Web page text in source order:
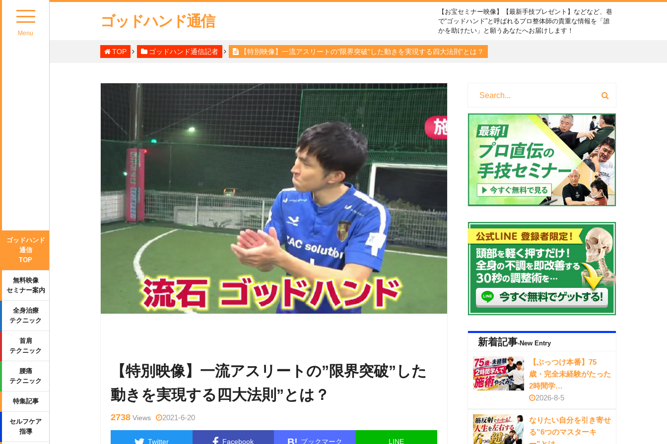
Menu
ゴッドハンド
通信
TOP
無料映像
セミナー案内
全身治療
テクニック
首肩
テクニック
腰痛
テクニック
特集記事
セルフケア
指導
ゴッドハンド通信
【お宝セミナー映像】【最新手技プレゼント】などなど、巷
で“ゴッドハンド”と呼ばれるプロ整体師の貴重な情報を「誰
かを助けたい」と願うあなたへお届けします！
TOP ゴッドハンド通信記者 【特別映像】一流アスリートの"限界突破"した動きを実現する四大法則"とは？
【特別映像】一流アスリートの”限界突破”した
動きを実現する四大法則”とは？
2738 Views 2021-6-20
Twitter Facebook ブックマーク LINE
新着記事-New Entry
【ぶっつけ本番】75
歳・完全未経験がたった
2時間学…
2026-8-5
なりたい自分を引き寄せ
る”6つのマスターキ